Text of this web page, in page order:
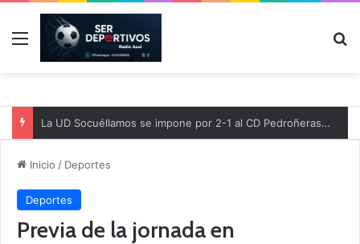
Menú
La UD Socuéllamos se impone por 2-1 al CD Pedroñeras en un partido benéfico a favor de Protección Civil
Inicio / Deportes
Deportes
Previa de la jornada en